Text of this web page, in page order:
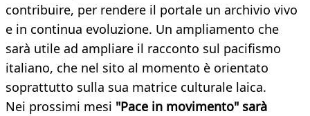
contribuire, per rendere il portale un archivio vivo
e in continua evoluzione. Un ampliamento che
sarà utile ad ampliare il racconto sul pacifismo
italiano, che nel sito al momento è orientato
soprattutto sulla sua matrice culturale laica.
Nei prossimi mesi "Pace in movimento" sarà